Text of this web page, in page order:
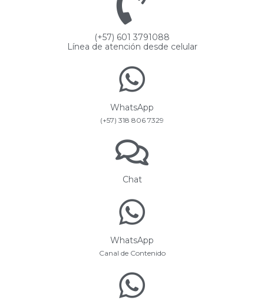
(+57) 601 3791088
Línea de atención desde celular
WhatsApp
(+57) 318 806 7329
Chat
WhatsApp
Canal de Contenido